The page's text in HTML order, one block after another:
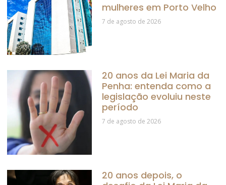
mulheres em Porto Velho
7 de agosto de 2026
20 anos da Lei Maria da
Penha: entenda como a
legislação evoluiu neste
período
7 de agosto de 2026
20 anos depois, o